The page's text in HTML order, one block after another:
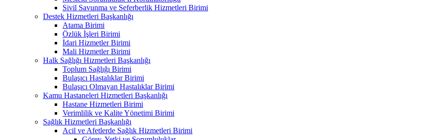
Sivil Savunma ve Seferberlik Hizmetleri Birimi
Destek Hizmetleri Başkanlığı
Atama Birimi
Özlük İşleri Birimi
İdari Hizmetler Birimi
Mali Hizmetler Birimi
Halk Sağlığı Hizmetleri Başkanlığı
Toplum Sağlığı Birimi
Bulaşıcı Hastalıklar Birimi
Bulaşıcı Olmayan Hastalıklar Birimi
Kamu Hastaneleri Hizmetleri Başkanlığı
Hastane Hizmetleri Birimi
Verimlilik ve Kalite Yönetimi Birimi
Sağlık Hizmetleri Başkanlığı
Acil ve Afetlerde Sağlık Hizmetleri Birimi